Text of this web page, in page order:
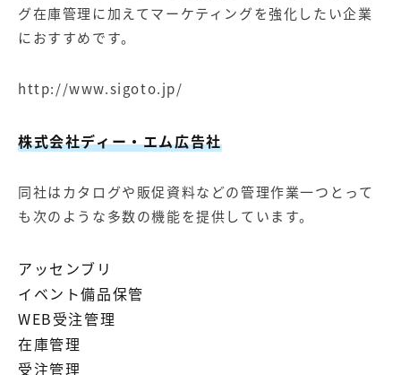
グ在庫管理に加えてマーケティングを強化したい企業
におすすめです。
http://www.sigoto.jp/
株式会社ディー・エム広告社
同社はカタログや販促資料などの管理作業一つとって
も次のような多数の機能を提供しています。
アッセンブリ
イベント備品保管
WEB受注管理
在庫管理
受注管理